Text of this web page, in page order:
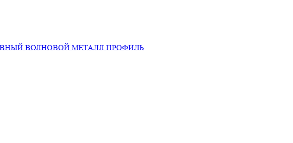
ВОЛНОВОЙ МЕТАЛЛ ПРОФИЛЬ